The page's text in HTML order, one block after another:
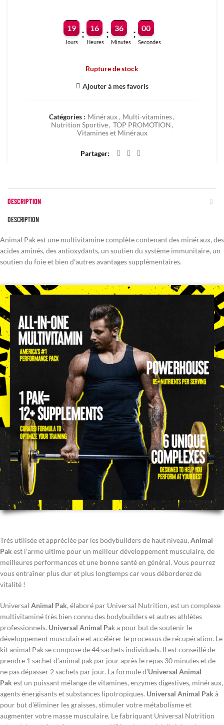
19
Jours
: 16
Heures
: 35
Minutes
: 59
Secondes
Rupture de stock
Ajouter à mes favoris
Catégories : Minéraux, Multi-vitamines,
Nutrition Sportive , TOP PROMOTION ,
Vitamines et Minéraux
Partager
DESCRIPTION
DESCRIPTION
Animal Pak est une multivitamine complète contenant des minéraux, des
acides aminés, des antioxydants, un soutien du système immunitaire, un
soutien du foie et bien d’autres avantages supplémentaires.
Très utilisée et appréciée par les bodybuilders de haut niveau, Animal
Pak est l’arme ultime pour un meilleur développement musculaire, de
meilleures performances et une bonne santé en général. Vous pourrez
vous entraîner plus dur et plus longtemps car vous déborderez de
vitalité !
Universal Animal Pak, élaboré par Universal Nutrition, est un complexe
multivitaminé très bien connu des bodybuilders et autres athlètes
professionnels. Universal Animal Pak a pour but de soutenir le
développement musculaire et accélérer le processus de récupération. Le
kit animal Pak se compose de 44 sachets individuels. Il est conseillé de
prendre 1 sachet d’animal pak par jour après le repas 30 minutes et de
ne pas dépasser 2 sachets par jour. La formule d’Universal Animal
Pak est un puissant mélange de vitamines, enzymes digestives, minéraux,
agents énergisants et substances lipotropiques. Universal Animal Pak à
pour but d’éliminer les graisses, stimuler votre métabolisme et
augmenter votre masse musculaire. Le fabriquant Universal Nutrition